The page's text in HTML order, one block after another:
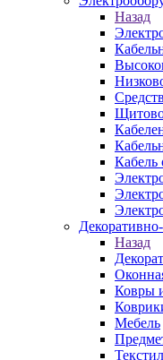
Назад
Кабель
Назад
Ковры
Мебель